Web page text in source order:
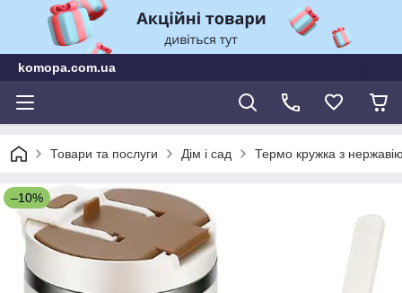
komopa.com.ua
Товари та послуги Дім і сад Термо кружка з
–10%